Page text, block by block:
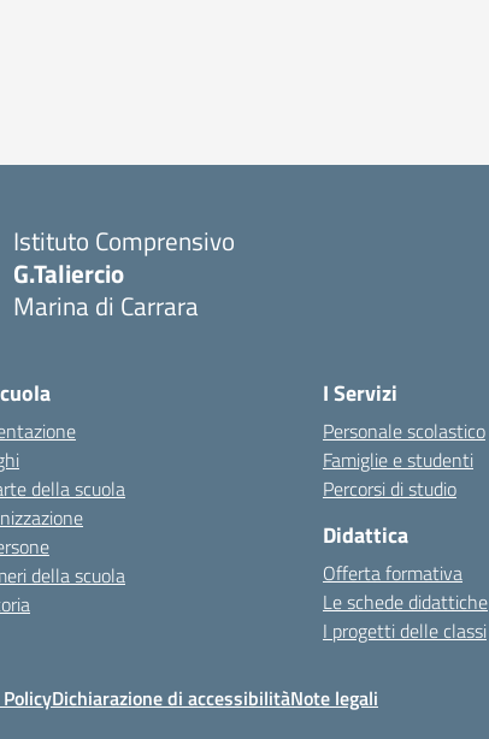
Istituto Comprensivo
G.Taliercio
Marina di Carrara
della scuola
della scuola
I Servizi
Personale scolastico
Famiglie e studenti
Percorsi di studio
Didattica
Offerta formativa
Le schede didattiche
I progetti delle classi
Dichiarazione di accessibilitàNote legali